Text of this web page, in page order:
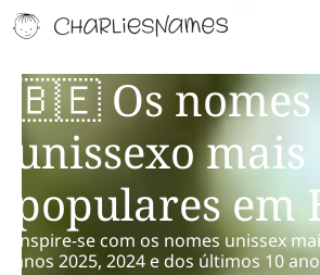
🇧🇪 Os nomes
unissexo mais
populares em
Inspire-se com os nomes unissex
anos 2025, 2024 e dos últimos 10